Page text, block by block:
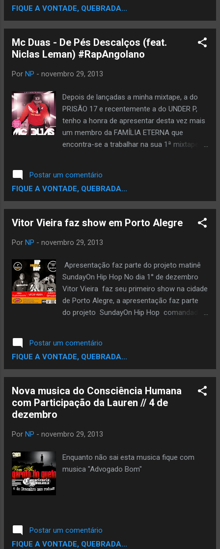
encontra-se disponível nos blogs de Hip
hop/rap lusófunos com o link supracitado
#matemática colocar os pensamentos e
opiniões do Rapper sobre a sociedade
Angolana, o que o rodeia, as suas metas e
uma abordagem subjectiva e implícita sobre
a realidade em angola onde o culto por
vezes passa por inculto por ter oculto as
suas opiniões .
FIQUE A VONTADE, QUEBRADA...
Mc Duas - De Pés Descalços (feat.
Niclas Leman) #RapAngolano
Por NP - novembro 29, 2013
Depois de lançadas a minha mixtape, a do
PRISÃO 17 e recentemente a do UNDER P,
tenho a honra de apresentar desta vez mais
um membro da FAMÍLIA ETERNA que
encontra-se a trabalhar na sua 1ª mixtape
da Ur-Yó Produções no Lobito e terá a
participação dos seus manos da FAMÍLIA
ETERNA e de outros MC’s locais. Quanto
produzidos por produtores locais. A primeira
faixa promocional intitula-se “De Pés
Niclas Leman , cujo beat foi produzido por
Sangrento Cerebral. DOWNLOAD
Postar um comentário
FIQUE A VONTADE, QUEBRADA...
Vitor Vieira faz show em Porto Alegre
Por NP - novembro 29, 2013
Apresentação faz parte do projeto matinê
SundayOn Hip Hop No dia 1° de dezembro
Vitor Vieira faz seu primeiro show na cidade
de Porto Alegre, a apresentação faz parte
do projeto SundayOn Hip Hop comandada
de domingo, liberada para menores de 18
anos contará com a presença do MC de
Guarulhos / SP que acaba de lançar o single
super festival americano A3C em Atlanta.
Na ocasião Vitor mostra o repertório do seu
do seu próximo trabalho ainda inédito Eu
em 2014. O MC King Duplo Impacto
também de Guarulhos mostrará para a
MC Tche ...
Postar um comentário
FIQUE A VONTADE, QUEBRADA...
Nova musica do Consciência Humana
com Participação da Lauren // 4 de
dezembro
Por NP - novembro 29, 2013
Enquanto não sai esta musica fique com
musica "Advogado Bom"
Postar um comentário
FIQUE A VONTADE, QUEBRADA...